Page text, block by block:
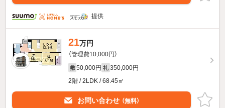
提供
21万円
（管理費10,000円）
敷 50,000円 礼 350,000円
2階 / 2LDK / 68.45㎡
お問い合わせ （無料）